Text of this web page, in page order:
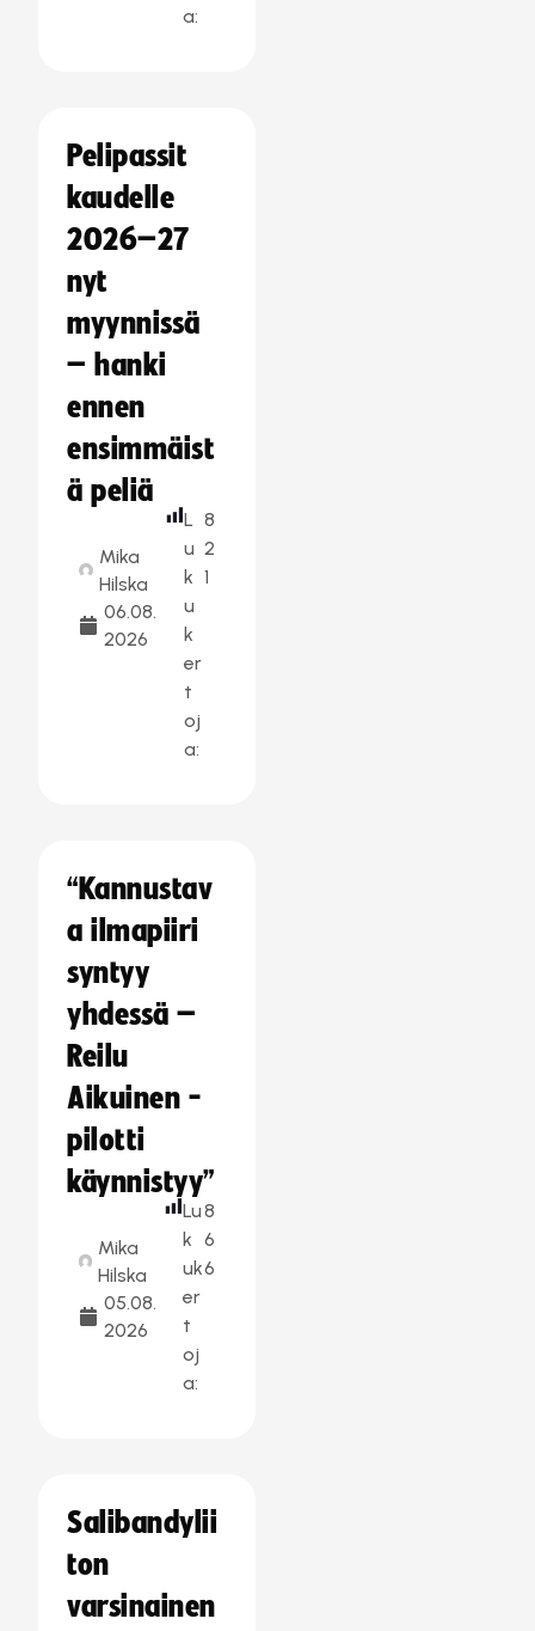
a:
Pelipassit
kaudelle
2026–27
nyt
myynnissä
– hanki
ennen
ensimmäist
ä peliä
Mika
Hilska
06.08.
2026
L
u
k
u
k
er
t
oj
a:
8
2
1
“Kannustav
a ilmapiiri
syntyy
yhdessä –
Reilu
Aikuinen -
pilotti
käynnistyy”
Mika
Hilska
05.08.
2026
Lu
k
uk
er
t
oj
a:
8
6
6
Salibandylii
ton
varsinainen